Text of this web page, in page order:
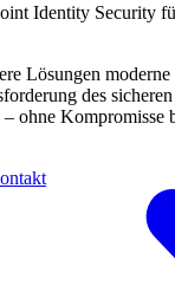
Identity Security
Lösungen
des
– ohne Kompromisse